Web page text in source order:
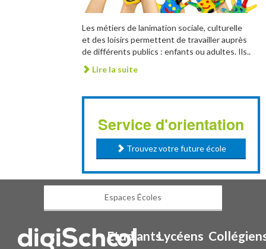
Les métiers de lanimation sociale, culturelle
et des loisirs permettent de travailler auprès
de différents publics : enfants ou adultes. Ils..
Lire la suite
Service d'orientation
Trouvez votre future école
Espaces Écoles
EtudiantsLycéens